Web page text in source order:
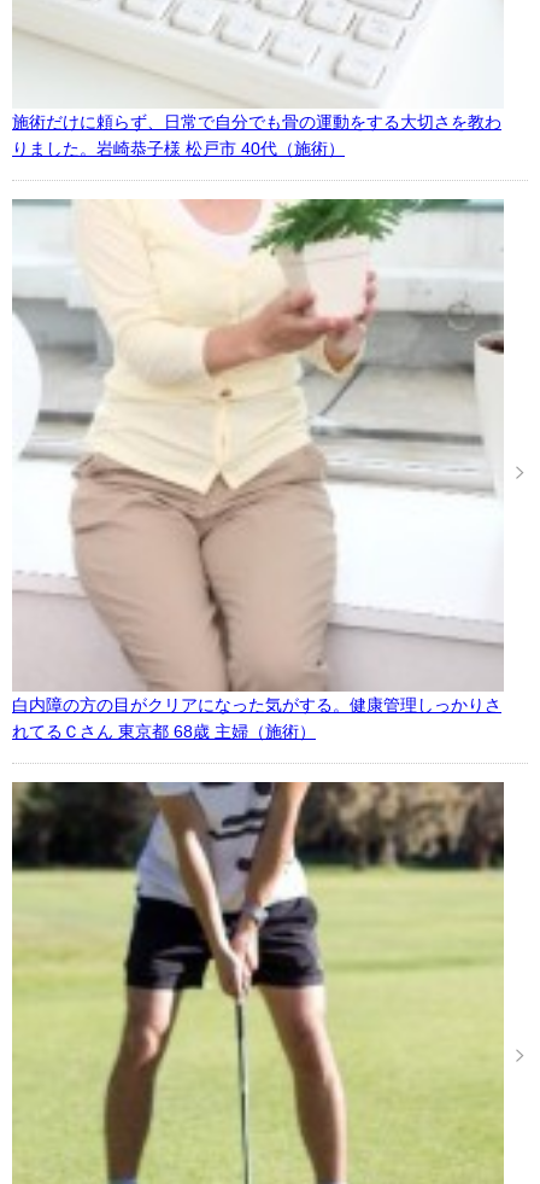
施術だけに頼らず、日常で自分でも骨の運動をする大切さを教わ
りました。岩崎恭子様 松戸市 40代（施術）
白内障の方の目がクリアになった気がする。健康管理しっかりさ
れてるＣさん 東京都 68歳 主婦（施術）